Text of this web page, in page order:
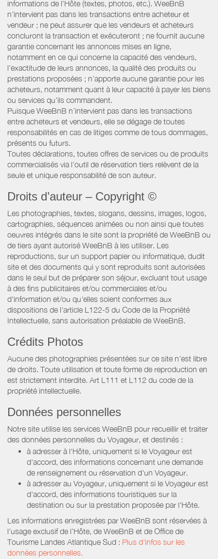
informations de l'Hôte (textes, photos, etc.). WeeBnB
n’intervient pas dans les transactions entre acheteur et
vendeur ; ne peut assurer que les vendeurs et acheteurs
concluront la transaction et exécuteront ; ne fournit aucune
garantie concernant les annonces mises en ligne,
notamment en ce qui concerne la capacité des vendeurs,
l’exactitude de leurs annonces, la qualité des produits ou
prestations proposées ; n’apporte aucune garantie pour les
acheteurs, notamment quant à leur capacité à payer les biens
ou services qu’ils commandent.
Puisque WeeBnB n’intervient pas dans les transactions
entre acheteurs et vendeurs, elle se dégage de toutes
responsabilités en cas de litiges comme de tous dommages,
présents ou futurs.
Toutes déclarations, toutes offres de services ou de produits
commercialisés via l’outil de réservation tiers relèvent de la
seule et unique responsabilité de son auteur.
Droits d’auteur – Copyright ©
Les photographies, textes, slogans, dessins, images, logos,
cartographies, séquences animées ou non ainsi que toutes
oeuvres intégrés dans le site sont la propriété de WeeBnB ou
de tiers ayant autorisé WeeBnB à les utiliser. Les
reproductions, sur un support papier ou informatique, dudit
site et des documents qui y sont reproduits sont autorisées
dans le seul but de préparer son séjour, excluant tout usage
à des fins publicitaires et/ou commerciales et/ou
d'information et/ou qu'elles soient conformes aux
dispositions de l'article L122-5 du Code de la Propriété
Intellectuelle, sans autorisation préalable de WeeBnB.
Crédits Photos
Aucune des photographies présentées sur ce site n’est libre
de droits. Toute utilisation et toute forme de reproduction en
est strictement interdite. Art L111 et L112 du code de la
propriété intellectuelle.
Données personnelles
Notre site utilise les services WeeBnB pour recueillir et traiter
des données personnelles du Voyageur, et destinés :
à adresser à l'Hôte, uniquement si le Voyageur est
d'accord, des informations concernant une demande
de renseignement ou réservation d'un Voyageur.
à adresser au Voyageur, uniquement si le Voyageur est
d'accord, des informations touristiques sur la
destination ou sur la prestation proposée par l'Hôte.
Les informations enregistrées par WeeBnB sont réservées à
l’usage exclusif de l’Hôte, de WeeBnB et de Office de
Tourisme Landes Atlantique Sud : Plus d'infos sur les
données personnelles.